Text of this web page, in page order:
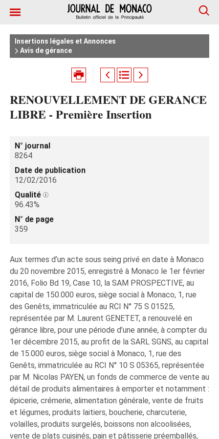
Insertions légales et Annonces
Avis de gérance
RENOUVELLEMENT DE GERANCE
LIBRE - Première Insertion
N° journal
8264
Date de publication
12/02/2016
Qualité
96.43%
N° de page
359
Aux termes d’un acte sous seing privé en date à Monaco
du 20 novembre 2015, enregistré à Monaco le 1er février
2016, Folio Bd 19, Case 10, la SAM PROSPECTIVE, au
capital de 150.000 euros, siège social à Monaco, 1, rue
des Genêts, immatriculée au RCI N° 75 S 01525,
représentée par M. Laurent GENETET, a renouvelé en
gérance libre, pour une période d’une année, à compter du
1er décembre 2015, au profit de la SARL SGNS, au capital
de 15.000 euros, siège social à Monaco, 1, rue des
Genêts, immatriculée au RCI N° 10 S 05365, représentée
par M. Nicolas PAYEN, un fonds de commerce de vente au
détail de produits alimentaires à emporter et notamment :
épicerie, crémerie, alimentation générale, vente de fruits
et légumes, produits laitiers, boucherie, charcuterie,
volailles, produits surgelés, boissons non alcoolisées,
vente de plats cuisinés, pain et pâtisserie préemballés,